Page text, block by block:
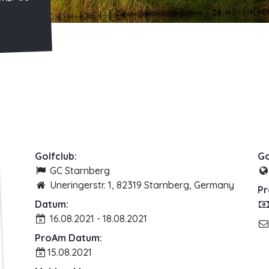
Golfclub:
GC Starnberg
Uneringerstr. 1, 82319 Starnberg, Germany
Datum:
16.08.2021 - 18.08.2021
ProAm Datum:
15.08.2021